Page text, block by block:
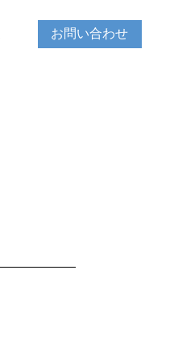
お問い合わせ